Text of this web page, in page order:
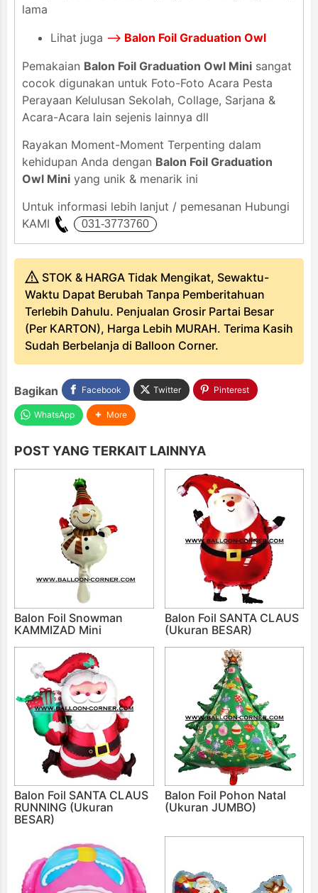
lama
Lihat juga --> Balon Foil Graduation Owl
Pemakaian Balon Foil Graduation Owl Mini sangat
cocok digunakan untuk Foto-Foto Acara Pesta
Perayaan Kelulusan Sekolah, Collage, Sarjana &
Acara-Acara lain sejenis lainnya dll
Rayakan Moment-Moment Terpenting dalam
kehidupan Anda dengan Balon Foil Graduation
Owl Mini yang unik & menarik ini
Untuk informasi lebih lanjut / pemesanan Hubungi
KAMI
STOK & HARGA Tidak Mengikat, Sewaktu-
Waktu Dapat Berubah Tanpa Pemberitahuan
Terlebih Dahulu. Penjualan Grosir Partai Besar
(Per KARTON), Harga Lebih MURAH. Terima Kasih
Sudah Berbelanja di Balloon Corner.
Bagikan Facebook Twitter Pinterest
WhatsApp More
POST YANG TERKAIT LAINNYA
Balon Foil Snowman
KAMMIZAD Mini
Balon Foil SANTA CLAUS
(Ukuran BESAR)
Balon Foil SANTA CLAUS
RUNNING (Ukuran
BESAR)
Balon Foil Pohon Natal
(Ukuran JUMBO)